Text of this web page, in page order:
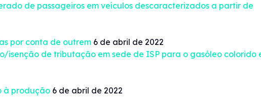
de passageiros em veículos descaracterizados a partir de
por conta de outrem 6 de abril de 2022
de tributação em sede de ISP para o gasóleo colorido
à produção 6 de abril de 2022